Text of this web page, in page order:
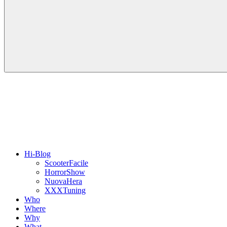
Hi-Blog
ScooterFacile
HorrorShow
NuovaHera
XXXTuning
Who
Where
Why